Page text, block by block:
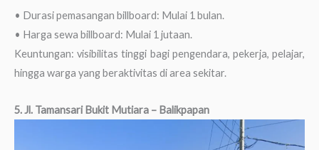
• Durasi pemasangan billboard: Mulai 1 bulan.
• Harga sewa billboard: Mulai 1 jutaan.
Keuntungan: visibilitas tinggi bagi pengendara, pekerja, pelajar,
hingga warga yang beraktivitas di area sekitar.
5. Jl. Tamansari Bukit Mutiara – Balikpapan